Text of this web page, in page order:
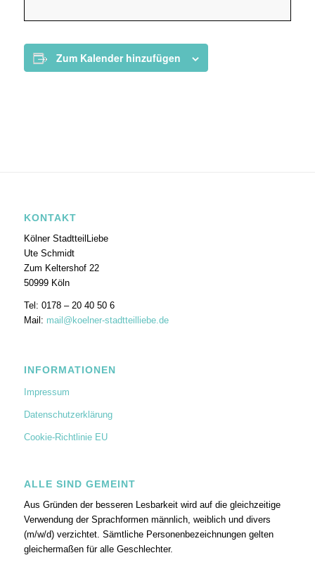
Zum Kalender hinzufügen
KONTAKT
Kölner StadtteilLiebe
Ute Schmidt
Zum Keltershof 22
50999 Köln
Tel: 0178 – 20 40 50 6
Mail: mail@koelner-stadtteilliebe.de
INFORMATIONEN
Impressum
Datenschutzerklärung
Cookie-Richtlinie EU
ALLE SIND GEMEINT
Aus Gründen der besseren Lesbarkeit wird auf die gleichzeitige
Verwendung der Sprachformen männlich, weiblich und divers
(m/w/d) verzichtet. Sämtliche Personenbezeichnungen gelten
gleichermaßen für alle Geschlechter.